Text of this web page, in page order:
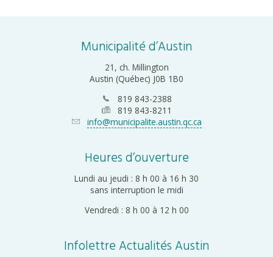
Municipalité d’Austin
21, ch. Millington
Austin (Québec) J0B 1B0
819 843-2388
819 843-8211
info@municipalite.austin.qc.ca
Heures d’ouverture
Lundi au jeudi : 8 h 00 à 16 h 30
sans interruption le midi
Vendredi : 8 h 00 à 12 h 00
Infolettre Actualités Austin